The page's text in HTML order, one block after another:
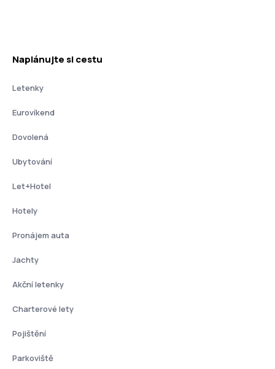
Naplánujte si cestu
Letenky
Eurovíkend
Dovolená
Ubytování
Let+Hotel
Hotely
Pronájem auta
Jachty
Akční letenky
Charterové lety
Pojištění
Parkoviště